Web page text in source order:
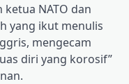
NATO dan
yang ikut menulis
mengecam
diri yang korosif”